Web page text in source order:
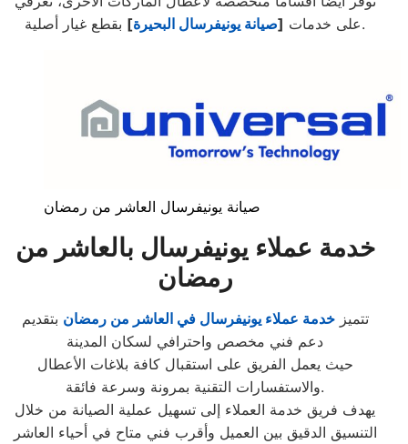
على خدمات [صيانة يونيفرسال البحيرة] بقطع غيار أصلية.
صيانة يونيفرسال العاشر من رمضان
خدمة عملاء يونيفرسال بالعاشر من
رمضان
تتميزخدمة عملاء يونيفرسال في العاشر من رمضان بتقديم
دعم فني مخصص واحترافي لسكان المدينة
حيث يعمل الفريق على استقبال كافة بلاغات الأعطال
والاستفسارات التقنية بمرونة وسرعة فائقة.
يهدف فريق خدمة العملاء إلى تسهيل عملية الصيانة من خلال
التنسيق الدقيق بين العميل وأقرب فني متاح في أحياء العاشر